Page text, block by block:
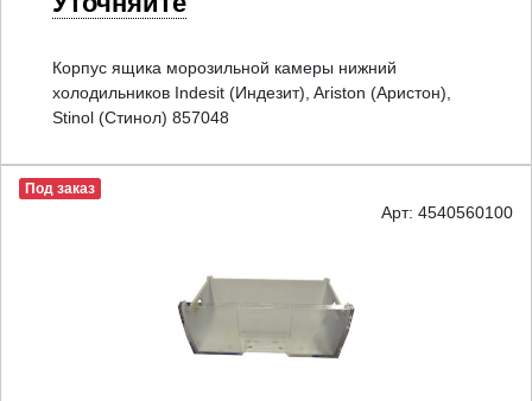
Корпус ящика морозильной камеры нижний
холодильников Indesit (Индезит), Ariston (Аристон),
Stinol (Стинол) 857048
Под заказ
Арт: 4540560100